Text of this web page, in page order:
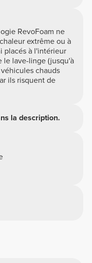
RevoFoam ne
extrême ou à
placés à l'intérieur
le lave-linge (jusqu'à
chauds
ils risquent de
la description.